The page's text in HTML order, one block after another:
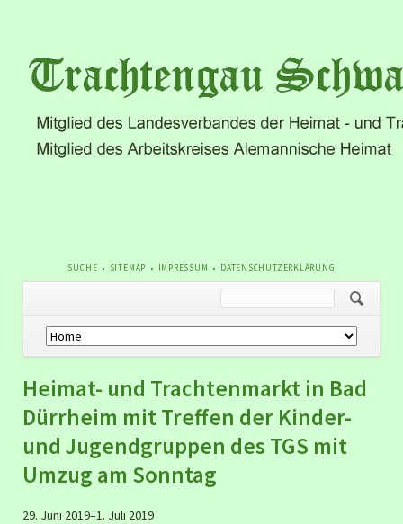
NAVIGATION
SUCHE SITEMAP IMPRESSUM DATENSCHUTZERKLÄRUNG
Navigation
überspringen
Heimat- und Trachtenmarkt in Bad
Dürrheim mit Treffen der Kinder-
und Jugendgruppen des TGS mit
Umzug am Sonntag
29. Juni 2019–1. Juli 2019